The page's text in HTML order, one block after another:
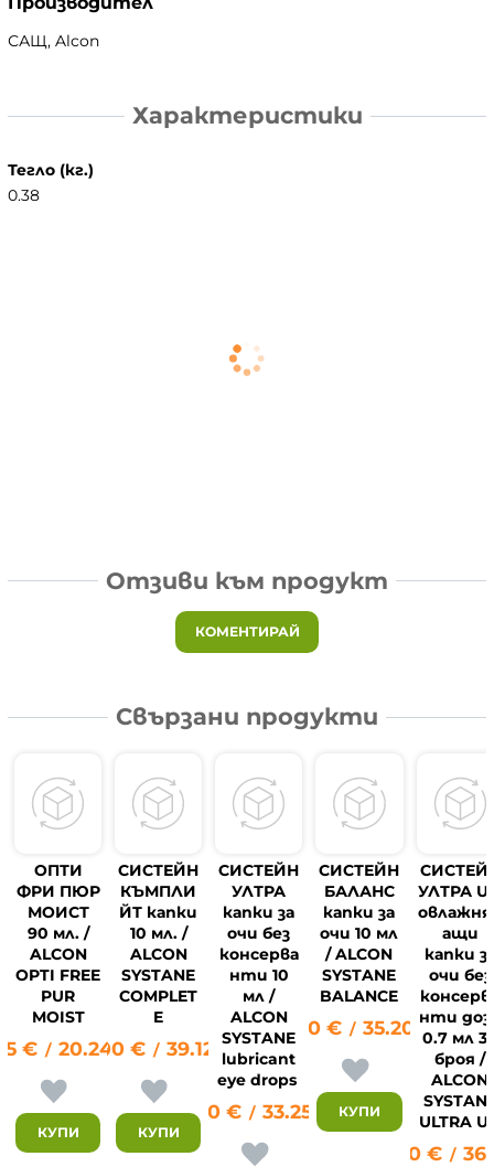
САЩ, Alcon
Характеристики
Тегло (кг.)
0.38
Отзиви към продукт
КОМЕНТИРАЙ
Свързани продукти
ОПТИ
ФРИ ПЮР
МОИСТ
90 мл. /
ALCON
OPTI FREE
PUR
MOIST
€ / 20.24 лв.
КУПИ
СИСТЕЙН
КЪМПЛИ
ЙТ капки
10 мл. /
ALCON
SYSTANE
COMPLET
E
20.00 € / 39.12 лв.
КУПИ
СИСТЕЙН
УЛТРА
капки за
очи без
консерва
нти 10
мл /
ALCON
SYSTANE
lubricant
eye drops
17.00 € / 33.25 лв.
СИСТЕЙН
БАЛАНС
капки за
очи 10 мл
/ ALCON
SYSTANE
BALANCE
18.00 € / 35.20 лв.
КУПИ
УЛТРА
ащи
капки
очи без
нти
0.7 мл
броя /
ALCON
ULTRA
18.80 € /